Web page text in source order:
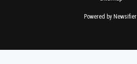
Powered by Newsifier